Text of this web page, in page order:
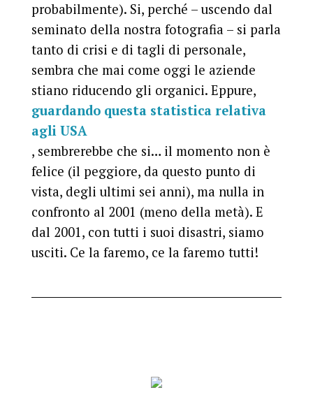
probabilmente). Si, perché – uscendo dal
seminato della nostra fotografia – si parla
tanto di crisi e di tagli di personale,
sembra che mai come oggi le aziende
stiano riducendo gli organici. Eppure,
guardando questa statistica relativa
agli USA
, sembrerebbe che si… il momento non è
felice (il peggiore, da questo punto di
vista, degli ultimi sei anni), ma nulla in
confronto al 2001 (meno della metà). E
dal 2001, con tutti i suoi disastri, siamo
usciti. Ce la faremo, ce la faremo tutti!